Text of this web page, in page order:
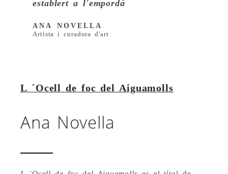
establert a l'empordà
ANA NOVELLA
Artista i curadora d'art
L ´Ocell de foc del Aiguamolls
Ana Novella